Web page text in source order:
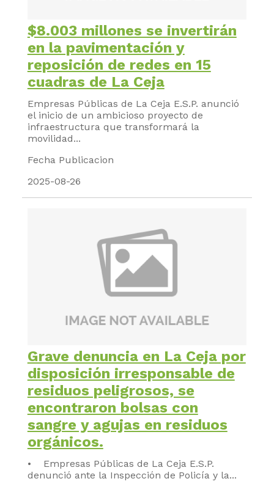
$8.003 millones se invertirán
en la pavimentación y
reposición de redes en 15
cuadras de La Ceja
Empresas Públicas de La Ceja E.S.P. anunció
el inicio de un ambicioso proyecto de
infraestructura que transformará la
movilidad...
Fecha Publicacion
2025-08-26
Grave denuncia en La Ceja por
disposición irresponsable de
residuos peligrosos, se
encontraron bolsas con
sangre y agujas en residuos
orgánicos.
• Empresas Públicas de La Ceja E.S.P.
denunció ante la Inspección de Policía y la...